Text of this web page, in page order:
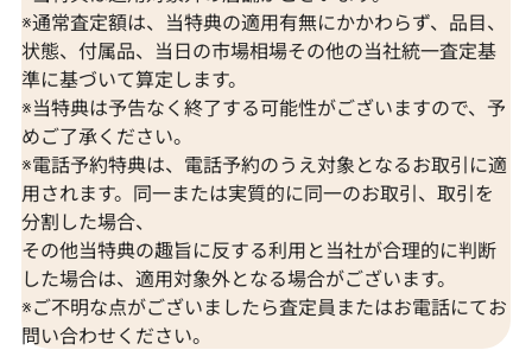
※通常査定額は、当特典の適用有無にかかわらず、品目、
状態、付属品、当日の市場相場その他の当社統一査定基
準に基づいて算定します。
※当特典は予告なく終了する可能性がございますので、予
めご了承ください。
※電話予約特典は、電話予約のうえ対象となるお取引に適
用されます。同一または実質的に同一のお取引、取引を
分割した場合、
その他当特典の趣旨に反する利用と当社が合理的に判断
した場合は、適用対象外となる場合がございます。
※ご不明な点がございましたら査定員またはお電話にてお
問い合わせください。